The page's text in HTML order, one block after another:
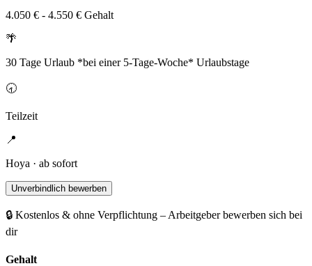
4.050 € - 4.550 € Gehalt
🌴
30 Tage Urlaub *bei einer 5-Tage-Woche* Urlaubstage
🕣
Teilzeit
📍
Hoya · ab sofort
Unverbindlich bewerben
🔒 Kostenlos & ohne Verpflichtung – Arbeitgeber bewerben sich bei
dir
Gehalt